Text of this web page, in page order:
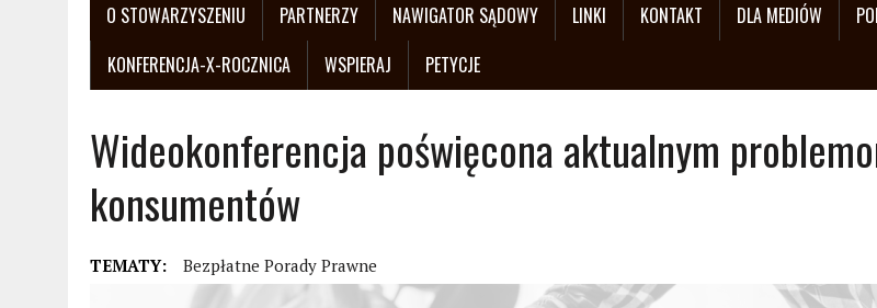
O STOWARZYSZENIU PARTNERZY NAWIGATOR SĄDOWY LINKI KONTAKT DLA MEDIÓW
KONFERENCJA-X-ROCZNICA
WSPIERAJ PETYCJE
Wideokonferencja poświęcona aktualnym
konsumentów
TEMATY: Bezpłatne Porady Prawne